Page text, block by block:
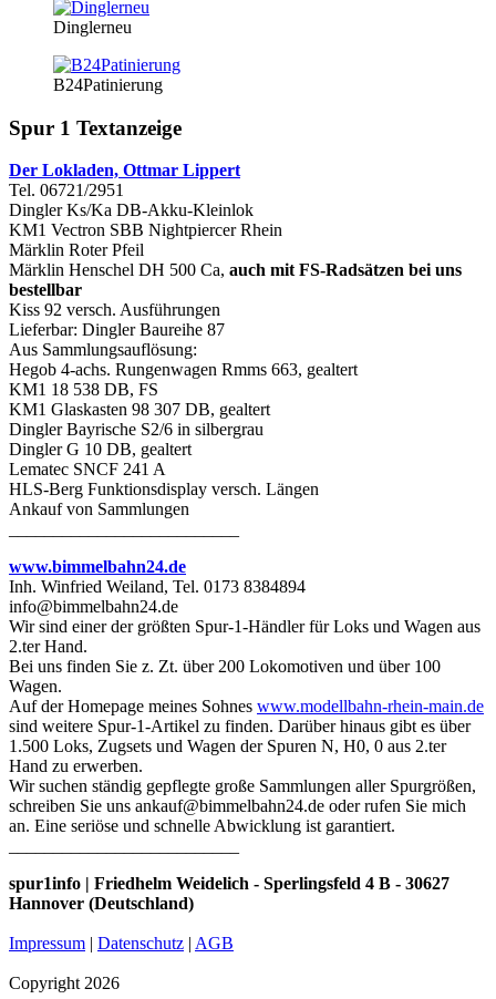
Dinglerneu
B24Patinierung
Spur 1 Textanzeige
Der Lokladen, Ottmar Lippert
Tel. 06721/2951
Dingler Ks/Ka DB-Akku-Kleinlok
KM1 Vectron SBB Nightpiercer Rhein
Märklin Roter Pfeil
Märklin Henschel DH 500 Ca, auch mit FS-Radsätzen bei uns
bestellbar
Kiss 92 versch. Ausführungen
Lieferbar: Dingler Baureihe 87
Aus Sammlungsauflösung:
Hegob 4-achs. Rungenwagen Rmms 663, gealtert
KM1 18 538 DB, FS
KM1 Glaskasten 98 307 DB, gealtert
Dingler Bayrische S2/6 in silbergrau
Dingler G 10 DB, gealtert
Lematec SNCF 241 A
HLS-Berg Funktionsdisplay versch. Längen
Ankauf von Sammlungen
www.bimmelbahn24.de
Inh. Winfried Weiland, Tel. 0173 8384894
info@bimmelbahn24.de
Wir sind einer der größten Spur-1-Händler für Loks und Wagen aus
2.ter Hand.
Bei uns finden Sie z. Zt. über 200 Lokomotiven und über 100
Wagen.
Auf der Homepage meines Sohnes www.modellbahn-rhein-main.de
sind weitere Spur-1-Artikel zu finden. Darüber hinaus gibt es über
1.500 Loks, Zugsets und Wagen der Spuren N, H0, 0 aus 2.ter
Hand zu erwerben.
Wir suchen ständig gepflegte große Sammlungen aller Spurgrößen,
schreiben Sie uns ankauf@bimmelbahn24.de oder rufen Sie mich
an. Eine seriöse und schnelle Abwicklung ist garantiert.
spur1info | Friedhelm Weidelich - Sperlingsfeld 4 B - 30627
Hannover (Deutschland)
Impressum | Datenschutz | AGB
Copyright 2026